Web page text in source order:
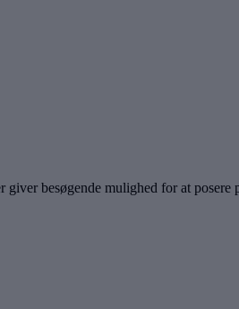
besøgende mulighed for at